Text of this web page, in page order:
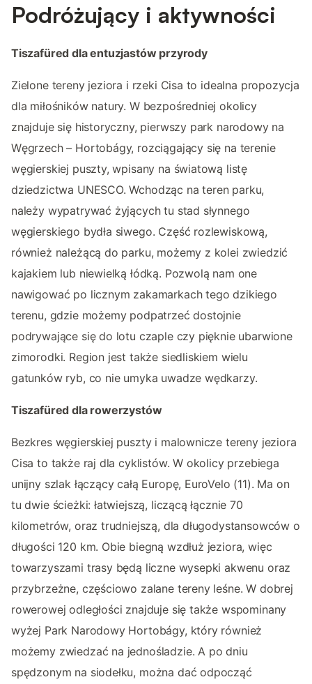
Podróżujący i aktywności
Tiszafüred dla entuzjastów przyrody
Zielone tereny jeziora i rzeki Cisa to idealna propozycja
dla miłośników natury. W bezpośredniej okolicy
znajduje się historyczny, pierwszy park narodowy na
Węgrzech – Hortobágy, rozciągający się na terenie
węgierskiej puszty, wpisany na światową listę
dziedzictwa UNESCO. Wchodząc na teren parku,
należy wypatrywać żyjących tu stad słynnego
węgierskiego bydła siwego. Część rozlewiskową,
również należącą do parku, możemy z kolei zwiedzić
kajakiem lub niewielką łódką. Pozwolą nam one
nawigować po licznym zakamarkach tego dzikiego
terenu, gdzie możemy podpatrzeć dostojnie
podrywające się do lotu czaple czy pięknie ubarwione
zimorodki. Region jest także siedliskiem wielu
gatunków ryb, co nie umyka uwadze wędkarzy.
Tiszafüred dla rowerzystów
Bezkres węgierskiej puszty i malownicze tereny jeziora
Cisa to także raj dla cyklistów. W okolicy przebiega
unijny szlak łączący całą Europę, EuroVelo (11). Ma on
tu dwie ścieżki: łatwiejszą, liczącą łącznie 70
kilometrów, oraz trudniejszą, dla długodystansowców o
długości 120 km. Obie biegną wzdłuż jeziora, więc
towarzyszami trasy będą liczne wysepki akwenu oraz
przybrzeżne, częściowo zalane tereny leśne. W dobrej
rowerowej odległości znajduje się także wspominany
wyżej Park Narodowy Hortobágy, który również
możemy zwiedzać na jednośladzie. A po dniu
spędzonym na siodełku, można dać odpocząć